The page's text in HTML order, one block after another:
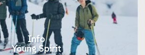
Info
Young Spirit